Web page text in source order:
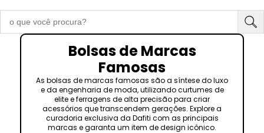
Bolsas de Marcas
Famosas
As bolsas de marcas famosas são a síntese do luxo
e da engenharia de moda, utilizando curtumes de
elite e ferragens de alta precisão para criar
acessórios que transcendem gerações. Explore a
curadoria exclusiva da Dafiti com as principais
marcas e garanta um item de design icônico.